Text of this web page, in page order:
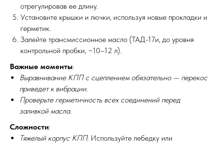
отрегулировав ее длину.
Установите крышки и лючки, используя новые прокладки и
герметик.
Залейте трансмиссионное масло (ТАД-17и, до уровня
контрольной пробки, ~10–12 л).
Важные моменты:
Выравнивание КПП с сцеплением обязательно — перекос
приведет к вибрации.
Проверьте герметичность всех соединений перед
заливкой масла.
Сложности:
Тяжелый корпус КПП: Используйте лебедку или